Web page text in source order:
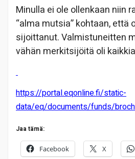
Minulla ei ole ollenkaan niin
“alma mutsia” kohtaan, että
sijoittanut. Valmistuneitten
vähän merkitsijöitä oli
https://portal.eqonline.fi/static-
data/eq/documents/funds/
Jaa tämä:
Facebook X